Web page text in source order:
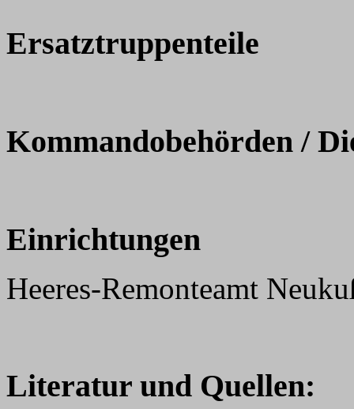
Ersatztruppenteile
Kommandobehörden /
Einrichtungen
Heeres-Remonteamt
Literatur und Quellen: